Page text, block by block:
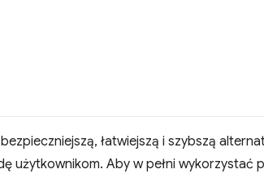
łatwiejszą i szybszą
użytkownikom. Aby w pełni wykorzystać